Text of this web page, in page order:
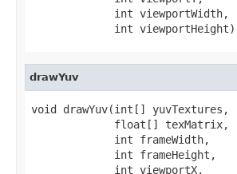
             int viewportWidth,
             int viewportHeight)
drawYuv
void drawYuv(int[] yuvTextures,
             float[] texMatrix,
             int frameWidth,
             int frameHeight,
             int viewportX,